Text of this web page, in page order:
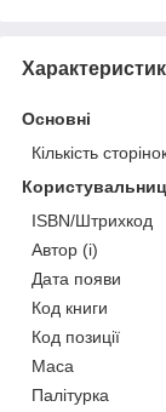
Основні
Кількість
ISBN/Штрихкод
Автор (і)
Дата появи
Код книги
Код позиції
Маса
Палітурка